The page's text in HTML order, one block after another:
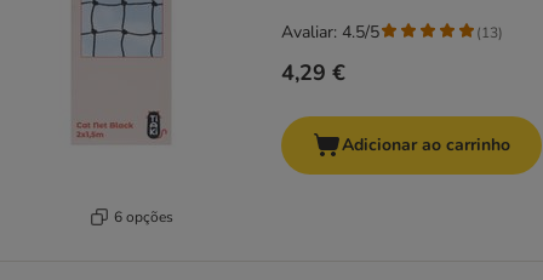
6 opções
4,29 €
Avaliar: 4.5/5 (13)
Adicionar ao carrinho